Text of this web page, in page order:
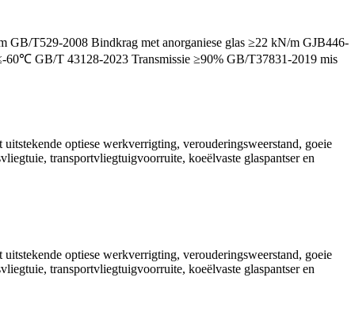
GB/T529-2008 Bindkrag met anorganiese glas ≥22 kN/m GJB446-
GB/T 43128-2023 Transmissie ≥90% GB/T37831-2019 mis
optiese werkverrigting, verouderingsweerstand, goeie
transportvliegtuigvoorruite, koeëlvaste glaspantser en
optiese werkverrigting, verouderingsweerstand, goeie
transportvliegtuigvoorruite, koeëlvaste glaspantser en